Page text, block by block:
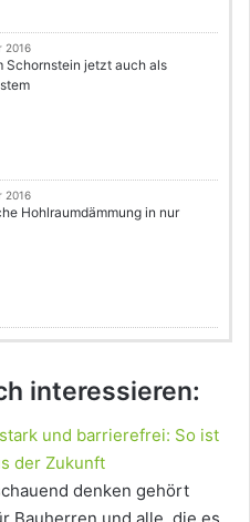
2016
Schornstein jetzt auch als
2016
Hohlraumdämmung in nur
interessieren:
und barrierefrei: So ist
der Zukunft
denken gehört